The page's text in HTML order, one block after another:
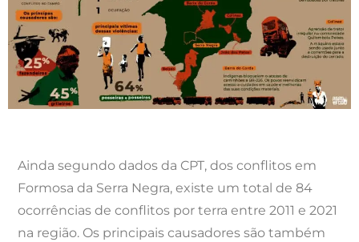
Ainda segundo dados da CPT, dos conflitos em
Formosa da Serra Negra, existe um total de 84
ocorrências de conflitos por terra entre 2011 e 2021
na região. Os principais causadores são também